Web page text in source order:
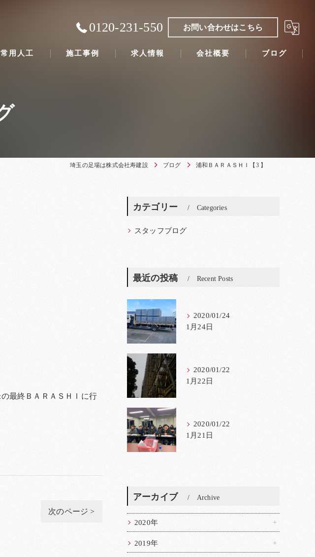
0120-231-550 お問い合わせはこちら
用人工 施工事例 求人情報 会社概要 ブログ
埼玉の足場は株式会社寿建設 ブログ 浦和ＢＡＲＡＳＨＩ【3 】
最終ＢＡＲＡＳＨＩに行
次のページ >
カテゴリー Categories
スタッフブログ
最近の投稿 Recent Posts
2020/01/24
1月24日
2020/01/22
1月22日
2020/01/22
1月21日
アーカイブ Archive
2020年
2019年